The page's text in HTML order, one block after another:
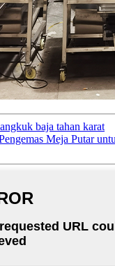
baja tahan karat
Meja Putar